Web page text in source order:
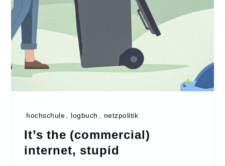
hochschule logbuch netzpolitik
It’s the (commercial)
internet, stupid